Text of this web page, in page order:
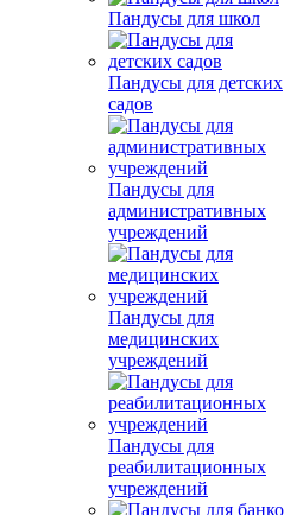
Пандусы для школ
Пандусы для детских
садов
Пандусы для
административных
учреждений
Пандусы для
медицинских
учреждений
Пандусы для
реабилитационных
учреждений